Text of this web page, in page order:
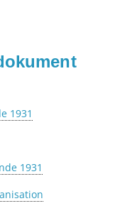
1931
1931